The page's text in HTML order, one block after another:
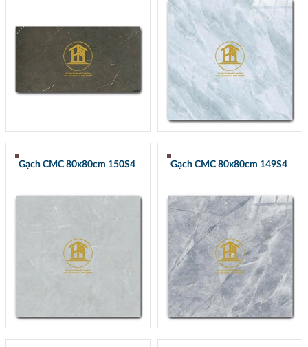
Gạch CMC 80x80cm 150S4 Gạch CMC 80x80cm 149S4